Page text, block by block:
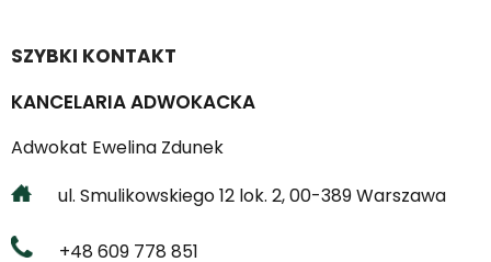
SZYBKI KONTAKT
KANCELARIA ADWOKACKA
Adwokat Ewelina Zdunek
ul. Smulikowskiego 12 lok. 2, 00-389 Warszawa
+48 609 778 851